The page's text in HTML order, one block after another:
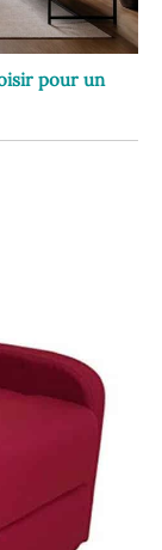
pour un